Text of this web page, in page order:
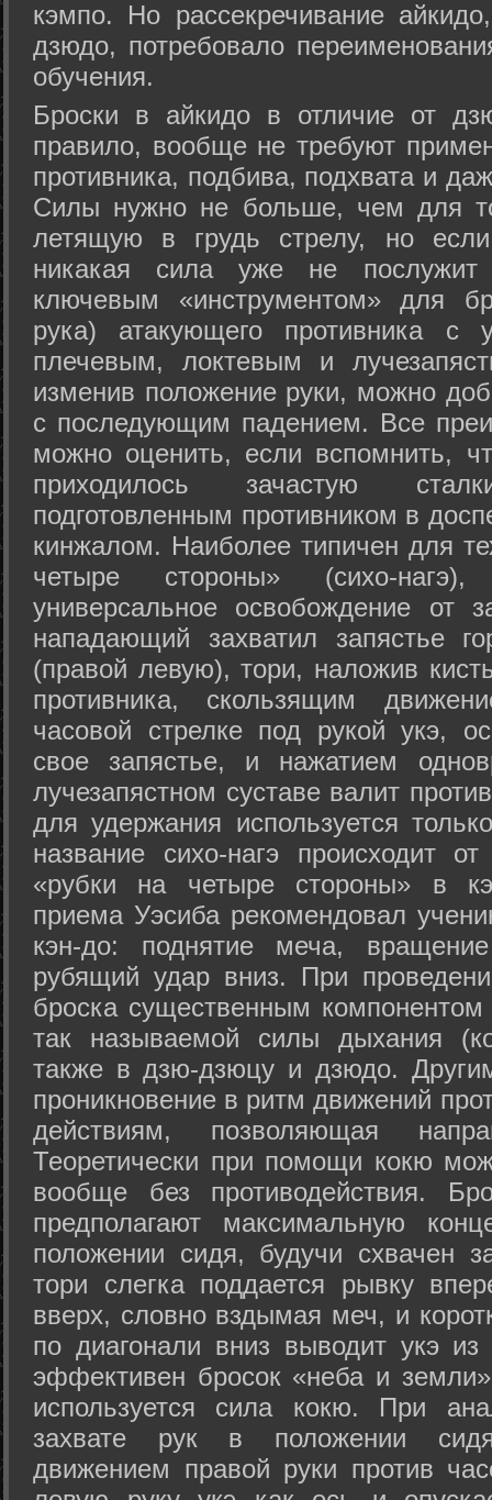
кэмпо. Но рассекречивание
дзюдо, потребовало
обучения.
Броски в айкидо в отличие от
правило, вообще не требуют
противника, подбива, подхвата и
Силы нужно не больше, чем для
летящую в грудь стрелу, но
никакая сила уже не
ключевым «инструментом» для
рука) атакующего противника с
плечевым, локтевым и
изменив положение руки, можно
с последующим падением. Все
можно оценить, если вспомнить,
приходилось зачастую
подготовленным противником в
кинжалом. Наиболее типичен для
четыре стороны» (сихо-
универсальное освобождение от
нападающий захватил запястье
(правой левую), тори, наложив
противника, скользящим
часовой стрелке под рукой укэ,
свое запястье, и нажатием
лучезапястном суставе валит
для удержания используется
название сихо-нагэ происходит
«рубки на четыре стороны» в
приема Уэсиба рекомендовал
кэн-до: поднятие меча,
рубящий удар вниз. При
броска существенным компонентом
так называемой силы дыхания
также в дзю-дзюцу и дзюдо.
проникновение в ритм движений
действиям, позволяющая
Теоретически при помощи кокю
вообще без противодействия.
предполагают максимальную
положении сидя, будучи схвачен
тори слегка поддается рывку
вверх, словно вздымая меч, и
по диагонали вниз выводит укэ
эффективен бросок «неба и
используется сила кокю. При
захвате рук в положении
движением правой руки против